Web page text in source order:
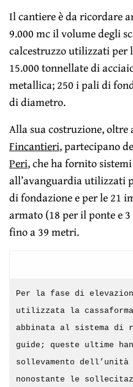
Il cantiere è da ricordare
9.000 mc il volume degli
calcestruzzo utilizzati per
15.000 tonnellate di
metallica; 250 i pali di
di diametro.
Alla sua costruzione, oltre
Fincantieri, partecipano
Peri, che ha fornito
all’avanguardia utilizzati
di fondazione e per le 21
armato (18 per il ponte e
fino a 39 metri.
Per la fase di
utilizzata la cassaforma
abbinata al sistema di
guide; queste ultime
sollevamento
nonostante le